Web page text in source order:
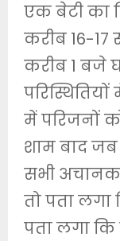
एक बेटी का
करीब 16-17
करीब 1 बजे
में परिजनों
शाम बाद जब
सभी अचानक
तो पता लगा
पता लगा